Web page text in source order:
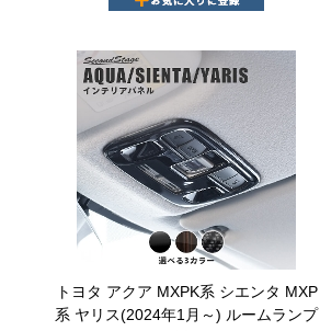
トヨタ アクア MXPK系 シエンタ MXP
系 ヤリス(2024年1月～) ルームランプ